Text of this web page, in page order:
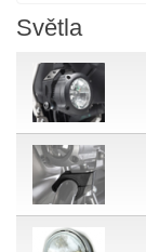
Světla